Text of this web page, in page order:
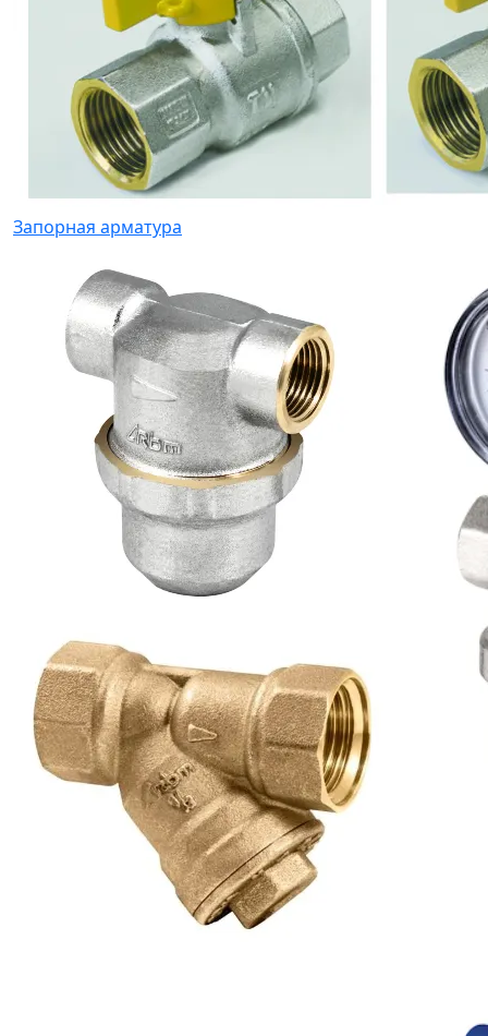
Запорная арматура